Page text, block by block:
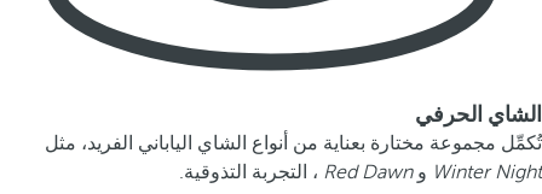
الشاي الحرفي
تُكمِّل مجموعة مختارة بعناية من أنواع الشاي الياباني الفريد، مثل
Winter Night وRed Dawn ، التجربة التذوقية.